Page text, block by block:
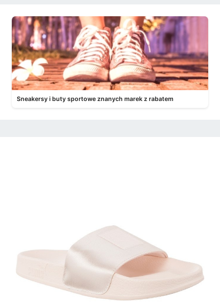
Sneakersy i buty sportowe znanych marek z rabatem